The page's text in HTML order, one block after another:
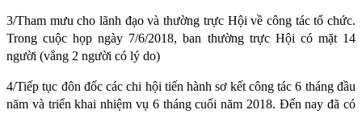
3/Tham mưu cho lãnh đạo và thường trực Hội về công tác tổ chức.
Trong cuộc họp ngày 7/6/2018, ban thường trực Hội có mặt 14
người (vắng 2 người có lý do)
4/Tiếp tục đôn đốc các chi hội tiến hành sơ kết công tác 6 tháng đầu
năm và triển khai nhiệm vụ 6 tháng cuối năm 2018. Đến nay đã có